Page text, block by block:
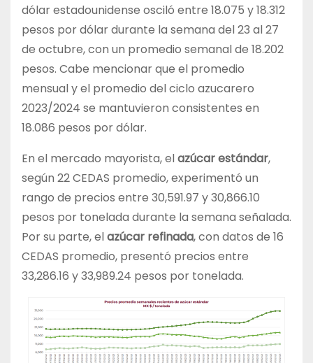
dólar estadounidense osciló entre 18.075 y 18.312
pesos por dólar durante la semana del 23 al 27
de octubre, con un promedio semanal de 18.202
pesos. Cabe mencionar que el promedio
mensual y el promedio del ciclo azucarero
2023/2024 se mantuvieron consistentes en
18.086 pesos por dólar.
En el mercado mayorista, elazúcar estándar,
según 22 CEDAS promedio, experimentó un
rango de precios entre 30,591.97 y 30,866.10
pesos por tonelada durante la semana señalada.
Por su parte, elazúcar refinada, con datos de 16
CEDAS promedio, presentó precios entre
33,286.16 y 33,989.24 pesos por tonelada.